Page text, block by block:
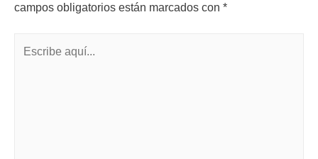
campos obligatorios están marcados con *